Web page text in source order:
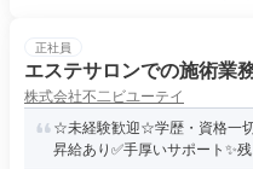
正社員
エステサロンでの施術業
株式会社不二ビユーテイ
☆未経験歓迎☆学歴・資格一
昇給あり✅手厚いサポート✨️